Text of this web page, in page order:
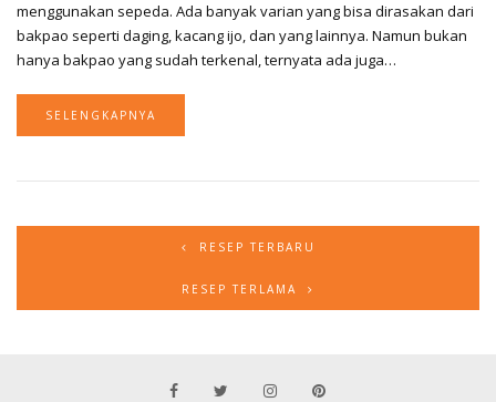
menggunakan sepeda. Ada banyak varian yang bisa dirasakan dari
bakpao seperti daging, kacang ijo, dan yang lainnya. Namun bukan
hanya bakpao yang sudah terkenal, ternyata ada juga…
SELENGKAPNYA
RESEP TERBARU
RESEP TERLAMA